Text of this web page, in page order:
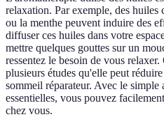
relaxation. Par exemple, des
ou la menthe peuvent induire des
diffuser ces huiles dans votre
mettre quelques gouttes sur un
ressentez le besoin de vous
plusieurs études qu'elle peut
sommeil réparateur. Avec le
essentielles, vous pouvez
chez vous.